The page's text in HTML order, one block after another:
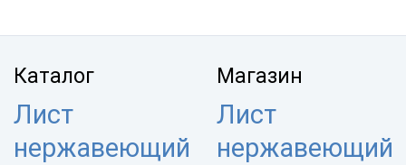
Каталог
Лист
нержавеющий
Магазин
Лист
нержавеющий